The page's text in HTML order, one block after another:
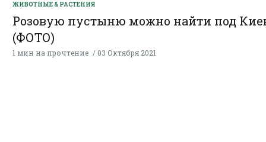
ЖИВОТНЫЕ & РАСТЕНИЯ
Розовую пустыню можно найти под
(ФОТО)
1 мин на прочтение 03 Октября 2021